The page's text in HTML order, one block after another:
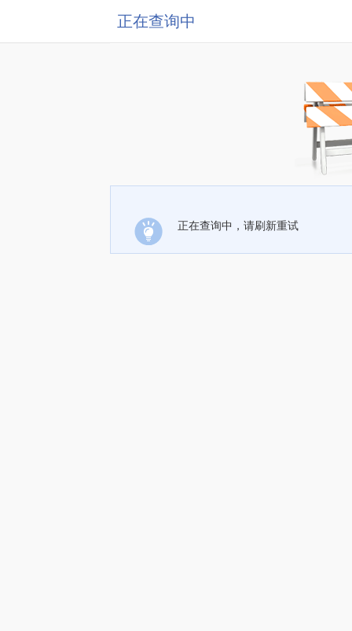
正在查询中
正在查询中，请刷新重试